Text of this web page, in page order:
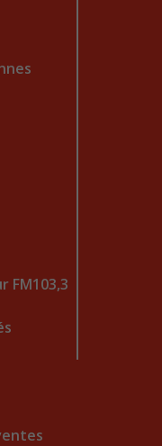
FM103,3